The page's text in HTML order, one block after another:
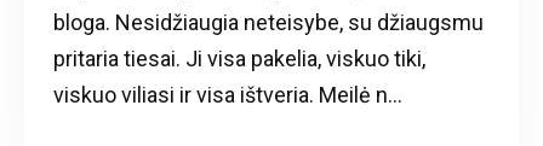
bloga. Nesidžiaugia neteisybe, su džiaugsmu
pritaria tiesai. Ji visa pakelia, viskuo tiki,
viskuo viliasi ir visa ištveria. Meilė n...